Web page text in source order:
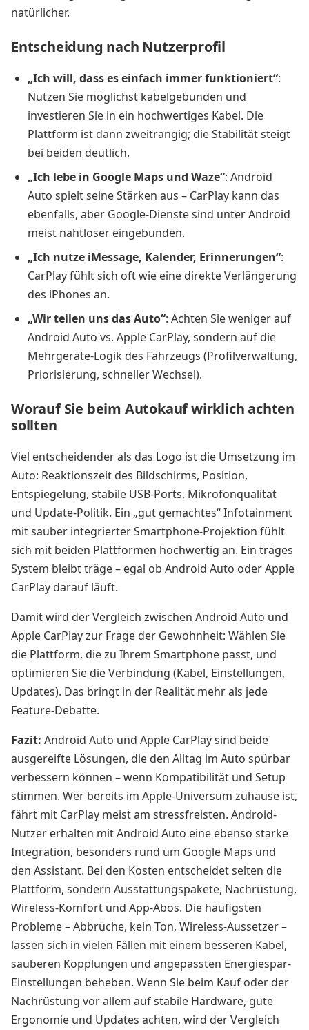
natürlicher.
Entscheidung nach Nutzerprofil
„Ich will, dass es einfach immer funktioniert“:
Nutzen Sie möglichst kabelgebunden und
investieren Sie in ein hochwertiges Kabel. Die
Plattform ist dann zweitrangig; die Stabilität steigt
bei beiden deutlich.
„Ich lebe in Google Maps und Waze“: Android
Auto spielt seine Stärken aus – CarPlay kann das
ebenfalls, aber Google-Dienste sind unter Android
meist nahtloser eingebunden.
„Ich nutze iMessage, Kalender, Erinnerungen“:
CarPlay fühlt sich oft wie eine direkte Verlängerung
des iPhones an.
„Wir teilen uns das Auto“: Achten Sie weniger auf
Android Auto vs. Apple CarPlay, sondern auf die
Mehrgeräte-Logik des Fahrzeugs (Profilverwaltung,
Priorisierung, schneller Wechsel).
Worauf Sie beim Autokauf wirklich achten
sollten
Viel entscheidender als das Logo ist die Umsetzung im
Auto: Reaktionszeit des Bildschirms, Position,
Entspiegelung, stabile USB-Ports, Mikrofonqualität
und Update-Politik. Ein „gut gemachtes“ Infotainment
mit sauber integrierter Smartphone-Projektion fühlt
sich mit beiden Plattformen hochwertig an. Ein träges
System bleibt träge – egal ob Android Auto oder Apple
CarPlay darauf läuft.
Damit wird der Vergleich zwischen Android Auto und
Apple CarPlay zur Frage der Gewohnheit: Wählen Sie
die Plattform, die zu Ihrem Smartphone passt, und
optimieren Sie die Verbindung (Kabel, Einstellungen,
Updates). Das bringt in der Realität mehr als jede
Feature-Debatte.
Fazit: Android Auto und Apple CarPlay sind beide
ausgereifte Lösungen, die den Alltag im Auto spürbar
verbessern können – wenn Kompatibilität und Setup
stimmen. Wer bereits im Apple-Universum zuhause ist,
fährt mit CarPlay meist am stressfreisten. Android-
Nutzer erhalten mit Android Auto eine ebenso starke
Integration, besonders rund um Google Maps und
den Assistant. Bei den Kosten entscheidet selten die
Plattform, sondern Ausstattungspakete, Nachrüstung,
Wireless-Komfort und App-Abos. Die häufigsten
Probleme – Abbrüche, kein Ton, Wireless-Aussetzer –
lassen sich in vielen Fällen mit einem besseren Kabel,
sauberen Kopplungen und angepassten Energiespar-
Einstellungen beheben. Wenn Sie beim Kauf oder der
Nachrüstung vor allem auf stabile Hardware, gute
Ergonomie und Updates achten, wird der Vergleich